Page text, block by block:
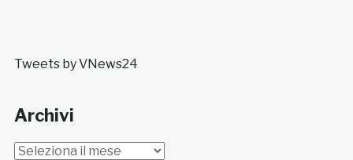
Tweets by VNews24
Archivi
Archivi